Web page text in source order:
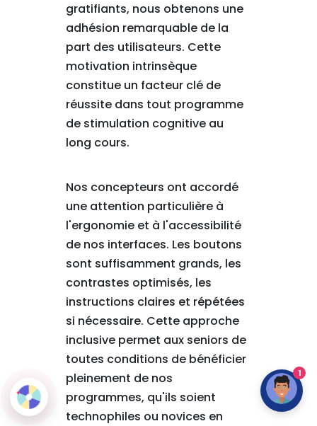
gratifiants, nous obtenons une
adhésion remarquable de la
part des utilisateurs. Cette
motivation intrinsèque
constitue un facteur clé de
réussite dans tout programme
de stimulation cognitive au
long cours.
Nos concepteurs ont accordé
une attention particulière à
l'ergonomie et à l'accessibilité
de nos interfaces. Les boutons
sont suffisamment grands, les
contrastes optimisés, les
instructions claires et répétées
si nécessaire. Cette approche
inclusive permet aux seniors de
toutes conditions de bénéficier
pleinement de nos
programmes, qu'ils soient
technophiles ou novices en
1